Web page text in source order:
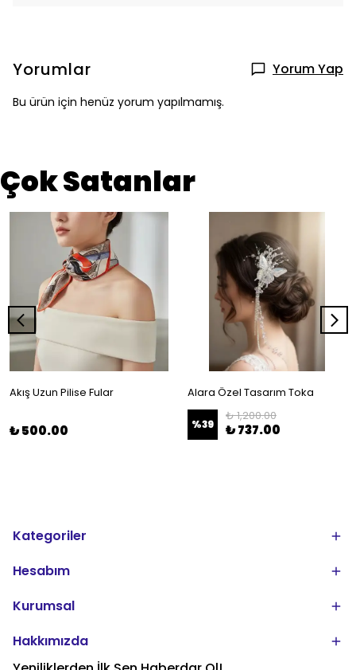
Yorumlar Yorum Yap
Bu ürün için henüz yorum yapılmamış.
Çok Satanlar
Akış Uzun Pilise Fular
₺ 500.00
Alara Özel Tasarım Toka
%39
₺ 1,200.00
₺ 737.00
Kategoriler
Hesabım
Kurumsal
Hakkımızda